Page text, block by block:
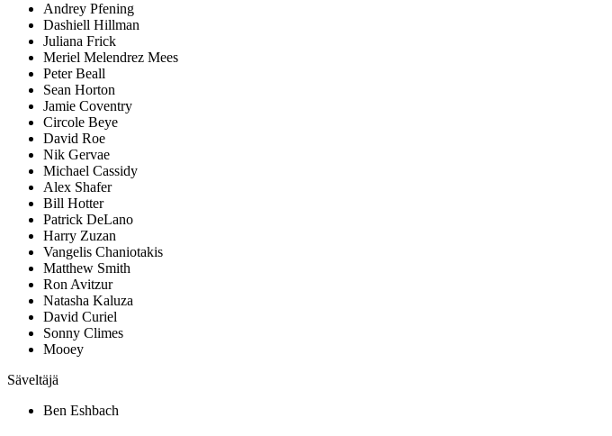
Andrey Pfening
Dashiell Hillman
Juliana Frick
Meriel Melendrez Mees
Peter Beall
Sean Horton
Jamie Coventry
Circole Beye
David Roe
Nik Gervae
Michael Cassidy
Alex Shafer
Bill Hotter
Patrick DeLano
Harry Zuzan
Vangelis Chaniotakis
Matthew Smith
Ron Avitzur
Natasha Kaluza
David Curiel
Sonny Climes
Mooey
Säveltäjä
Ben Eshbach